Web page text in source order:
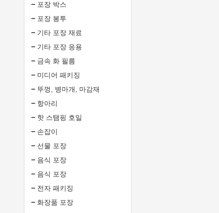
포장 박스
포장 봉투
기타 포장 재료
기타 포장 응용
금속 화 필름
미디어 패키징
뚜껑, 병마개, 마감재
항아리
핫 스탬핑 호일
손잡이
선물 포장
음식 포장
음식 포장
전자 패키징
화장품 포장